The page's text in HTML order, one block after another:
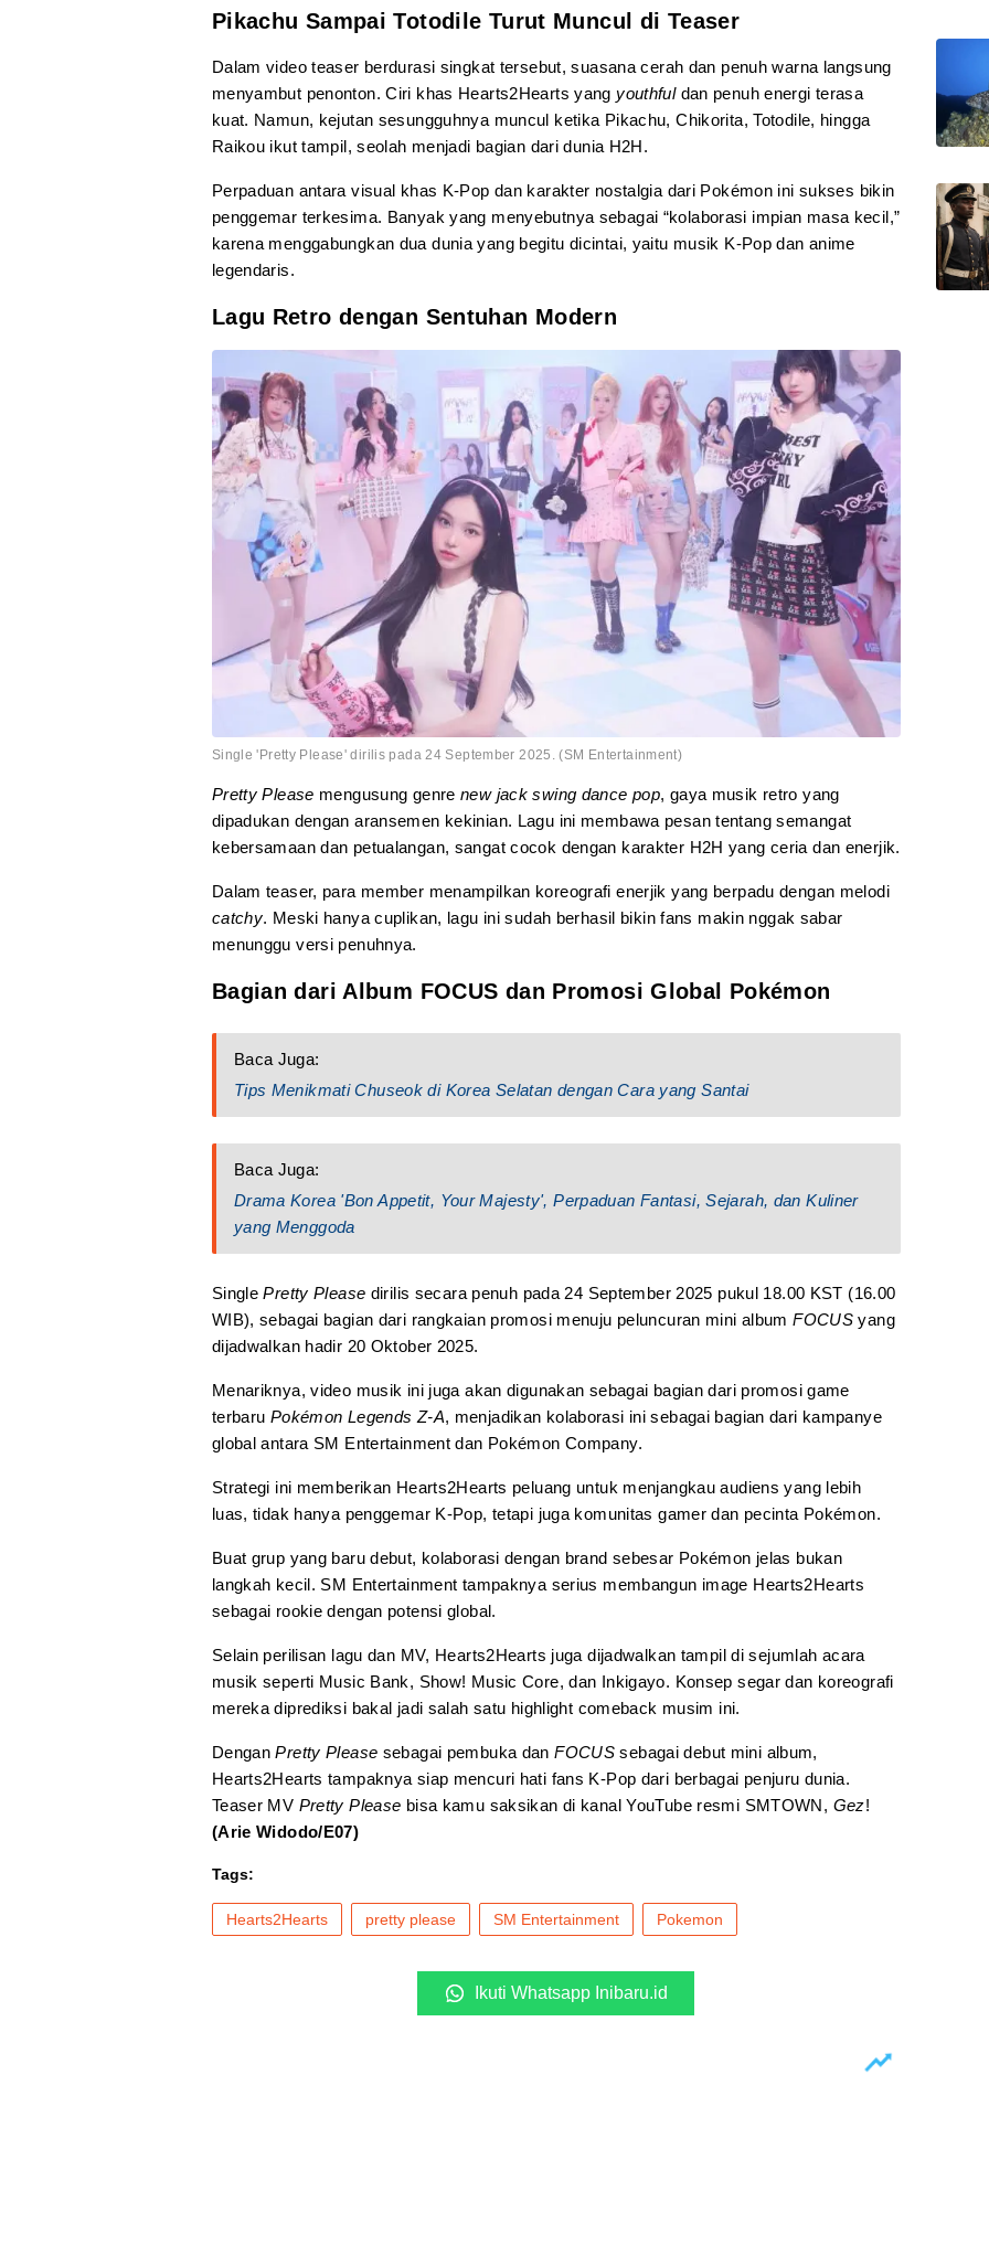
Pikachu Sampai Totodile Turut Muncul di Teaser
Dalam video teaser berdurasi singkat tersebut, suasana cerah dan penuh warna langsung
menyambut penonton. Ciri khas Hearts2Hearts yang youthfuldan penuh energi terasa
kuat. Namun, kejutan sesungguhnya muncul ketika Pikachu, Chikorita, Totodile, hingga
Raikou ikut tampil, seolah menjadi bagian dari dunia H2H.
Perpaduan antara visual khas K-Pop dan karakter nostalgia dari Pokémon ini sukses bikin
penggemar terkesima. Banyak yang menyebutnya sebagai “kolaborasi impian masa kecil,”
karena menggabungkan dua dunia yang begitu dicintai, yaitu musik K-Pop dan anime
legendaris.
Lagu Retro dengan Sentuhan Modern
Single 'Pretty Please' dirilis pada 24 September 2025. (SM Entertainment)
Pretty Please mengusung genrenew jack swing dance pop, gaya musik retro yang
dipadukan dengan aransemen kekinian. Lagu ini membawa pesan tentang semangat
kebersamaan dan petualangan, sangat cocok dengan karakter H2H yang ceria dan enerjik.
Dalam teaser, para member menampilkan koreografi enerjik yang berpadu dengan melodi
catchy. Meski hanya cuplikan, lagu ini sudah berhasil bikin fans makin nggak sabar
menunggu versi penuhnya.
Bagian dari Album FOCUS dan Promosi Global Pokémon
Baca Juga:
Tips Menikmati Chuseok di Korea Selatan dengan Cara yang Santai
Baca Juga:
Drama Korea 'Bon Appetit, Your Majesty', Perpaduan Fantasi, Sejarah, dan Kuliner
yang Menggoda
SinglePretty Please dirilis secara penuh pada 24 September 2025 pukul 18.00 KST (16.00
WIB), sebagai bagian dari rangkaian promosi menuju peluncuran mini albumFOCUS yang
dijadwalkan hadir 20 Oktober 2025.
Menariknya, video musik ini juga akan digunakan sebagai bagian dari promosi game
terbaru Pokémon Legends Z-A, menjadikan kolaborasi ini sebagai bagian dari kampanye
global antara SM Entertainment dan Pokémon Company.
Strategi ini memberikan Hearts2Hearts peluang untuk menjangkau audiens yang lebih
luas, tidak hanya penggemar K-Pop, tetapi juga komunitas gamer dan pecinta Pokémon.
Buat grup yang baru debut, kolaborasi dengan brand sebesar Pokémon jelas bukan
langkah kecil. SM Entertainment tampaknya serius membangun image Hearts2Hearts
sebagai rookie dengan potensi global.
Selain perilisan lagu dan MV, Hearts2Hearts juga dijadwalkan tampil di sejumlah acara
musik seperti Music Bank, Show! Music Core, dan Inkigayo. Konsep segar dan koreografi
mereka diprediksi bakal jadi salah satu highlight comeback musim ini.
DenganPretty Please sebagai pembuka danFOCUSsebagai debut mini album,
Hearts2Hearts tampaknya siap mencuri hati fans K-Pop dari berbagai penjuru dunia.
Teaser MV Pretty Please bisa kamu saksikan di kanal YouTube resmi SMTOWN, Gez!
(Arie Widodo/E07)
Tags:
Hearts2Hearts pretty please SM Entertainment Pokemon
Ikuti Whatsapp Inibaru.id